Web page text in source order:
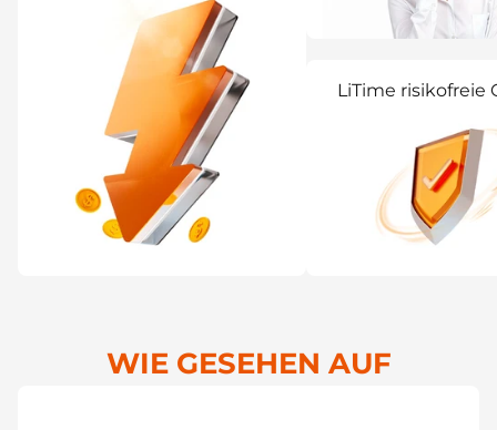
LiTime risikofreie
WIE GESEHEN AUF